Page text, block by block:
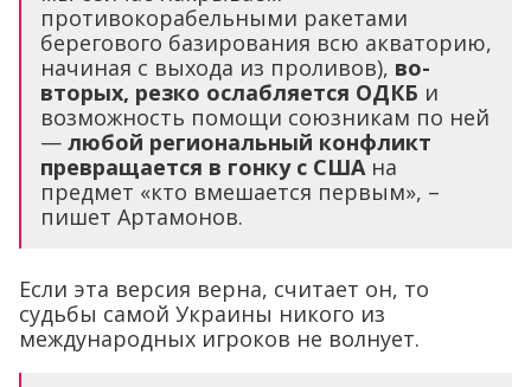
противокорабельными ракетами
берегового базирования всю акваторию,
начиная с выхода из проливов), во-
вторых, резко ослабляется ОДКБ и
возможность помощи союзникам по ней
— любой региональный конфликт
превращается в гонку с СШАна
предмет «кто вмешается первым», –
пишет Артамонов.
Если эта версия верна, считает он, то
судьбы самой Украины никого из
международных игроков не волнует.